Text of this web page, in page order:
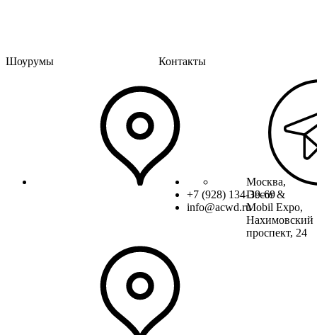
Контакты
+7 (928) 134-39-69
info@acwd.ru
Шоурумы
Москва,
Decor &
Mobil Expo,
Нахимовский
проспект, 24